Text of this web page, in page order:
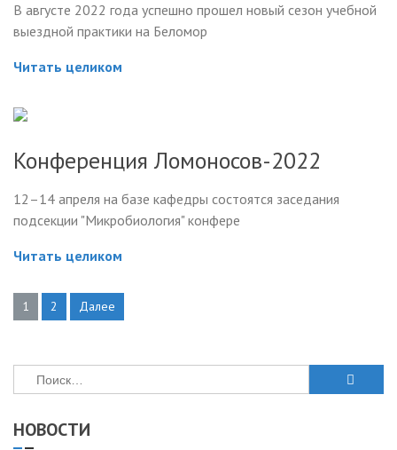
В августе 2022 года успешно прошел новый сезон учебной
выездной практики на Беломор
Читать целиком
Конференция Ломоносов-2022
12–14 апреля на базе кафедры состоятся заседания
подсекции "Микробиология" конфере
Читать целиком
Навигация
записям
1 2 Далее
Найти:
НОВОСТИ